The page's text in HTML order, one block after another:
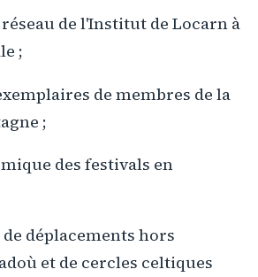
de l'Institut de Locarn à
;
de membres de la
;
des festivals en
déplacements hors
et de cercles celtiques